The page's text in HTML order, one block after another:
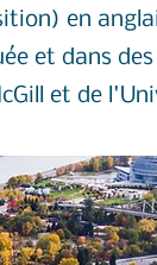
en
et dans des
et de